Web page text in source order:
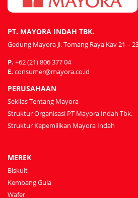
PT. MAYORA INDAH TBK.
Gedung Mayora Jl. Tomang Raya Kav 21 –
P. +62 (21) 806 377 04
E. consumer@mayora.co.id
PERUSAHAAN
Sekilas Tentang Mayora
Struktur Organisasi PT Mayora Indah Tbk.
Struktur Kepemilikan Mayora Indah
MEREK
Biskuit
Kembang Gula
Wafer